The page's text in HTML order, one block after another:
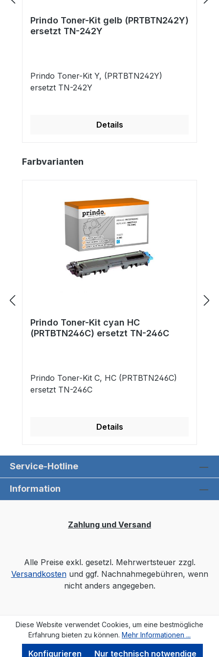
Prindo Toner-Kit gelb (PRTBTN242Y)
ersetzt TN-242Y
Prindo Toner-Kit Y, (PRTBTN242Y)
ersetzt TN-242Y
Details
Produktgalerie überspringen
Farbvarianten
Prindo Toner-Kit cyan HC
(PRTBTN246C) ersetzt TN-246C
Prindo Toner-Kit C, HC (PRTBTN246C)
ersetzt TN-246C
Details
Service-Hotline
Information
Zahlung und Versand
Alle Preise exkl. gesetzl. Mehrwertsteuer zzgl.
Versandkostenund ggf. Nachnahmegebühren, wenn
nicht anders angegeben.
Diese Website verwendet Cookies, um eine bestmögliche
Erfahrung bieten zu können. Mehr Informationen ...
Nur technisch notwendige
Konfigurieren